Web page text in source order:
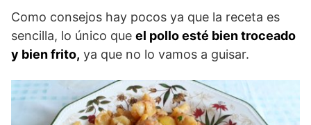
Como consejos hay pocos ya que la receta es
sencilla, lo único que el pollo esté bien troceado
y bien frito, ya que no lo vamos a guisar.